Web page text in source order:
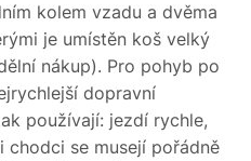
kolem vzadu a dvěma
je umístěn koš velký
nákup). Pro pohyb po
dopravní
používají: jezdí rychle,
se musejí pořádně